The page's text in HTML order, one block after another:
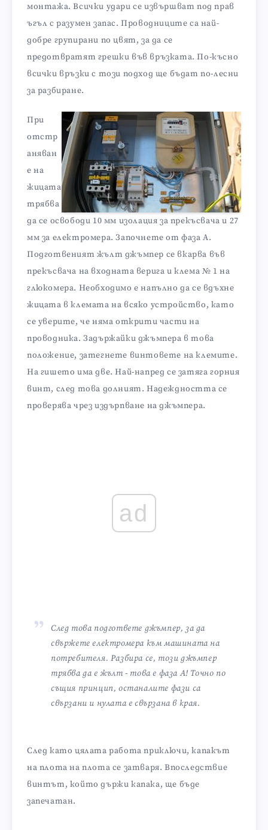
монтажа. Всички удари се извършват под прав
ъгъл с разумен запас. Проводниците са най-
добре групирани по цвят, за да се
предотвратят грешки във връзката. По-късно
всички връзки с този подход ще бъдат по-лесни
за разбиране.
При
отстр
аняван
е на
жицата
трябва
да се освободи 10 мм изолация за прекъсвача и 27
мм за електромера. Започнете от фаза А.
Подготвеният жълт джъмпер се вкарва във
прекъсвача на входната верига и клема № 1 на
глюкомера. Необходимо е напълно да се вдъхне
жицата в клемата на всяко устройство, като
се уверите, че няма открити части на
проводника. Задържайки джъмпера в това
положение, затегнете винтовете на клемите.
На гишето има две. Най-напред се затяга горния
винт, след това долният. Надеждността се
проверява чрез издърпване на джъмпера.
ad
След това подгответе джъмпер, за да
свържете електромера към машината на
потребителя. Разбира се, този джъмпер
трябва да е жълт - това е фаза А! Точно по
същия принцип, останалите фази са
свързани и нулата е свързана в края.
След като цялата работа приключи, капакът
на плота на плота се затваря. Впоследствие
винтът, който държи капака, ще бъде
запечатан.